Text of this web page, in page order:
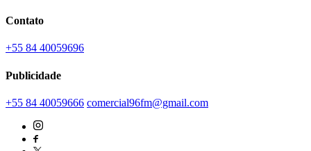
Contato
+55 84 40059696
Publicidade
+55 84 40059666 comercial96fm@gmail.com